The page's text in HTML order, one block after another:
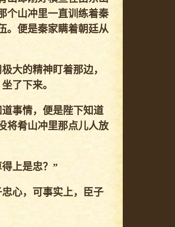
个山冲里一直训练着秦
。便是秦家瞒着朝廷从
大的精神盯着那边，
了下来。
事情，便是陛下知道
将肴山冲里那点儿人放
上是忠？”
心，可事实上，臣子